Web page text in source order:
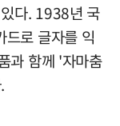
다. 1938년 국
드로 글자를 익
과 함께 '자마춤